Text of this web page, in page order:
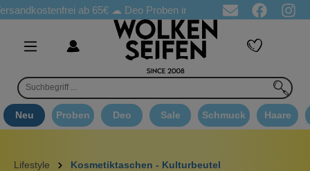
ab 65€☁ Deo Proben in jeder Bestellung ☁ Goodie
Neu Proben Deo Sale Schmuck Haare
Lifestyle Kosmetiktaschen - Kulturbeutel